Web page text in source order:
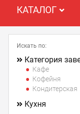
КАТАЛОГ
Искать по:
Категория
Кафе
Кофейня
Кондитерская
Кухня